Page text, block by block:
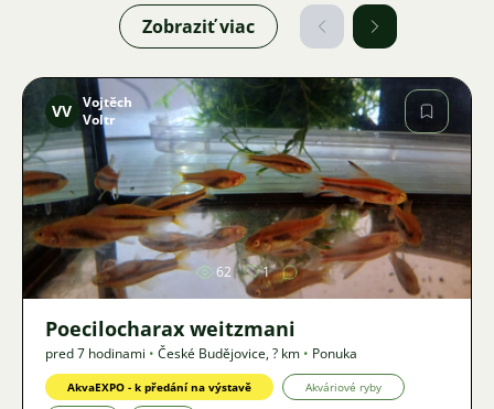
Zobraziť viac
Obrázok
VV Vojtěch
Voltr
62 1
Poecilocharax weitzmani
pred 7 hodinami • České Budějovice,? km • Ponuka
AkvaEXPO - k předání na výstavě Akváriové ryby